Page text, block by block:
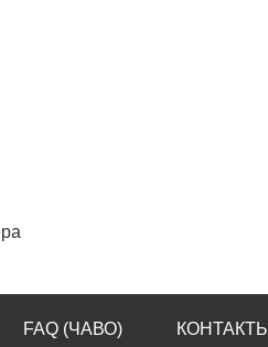
FAQ (ЧАВО) КОНТАКТЫ